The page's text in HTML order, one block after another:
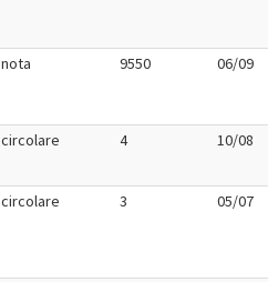
nota 9550 06/09
circolare 4 10/08
circolare 3 05/07